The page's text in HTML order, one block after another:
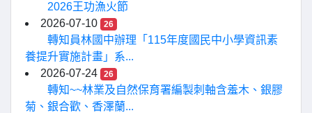
2026王功漁火節
2026-07-10
26
轉知員林國中辦理「115年度國民中小學資訊素
養提升實施計畫」系...
2026-07-24
26
轉知~~林業及自然保育署編製刺軸含羞木、銀膠
菊、銀合歡、香澤蘭...